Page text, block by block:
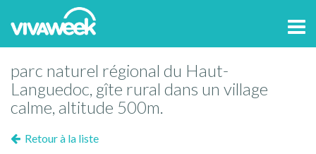
parc naturel régional du Haut-
Languedoc, gîte rural dans un village
calme, altitude 500m.
Retour à la liste